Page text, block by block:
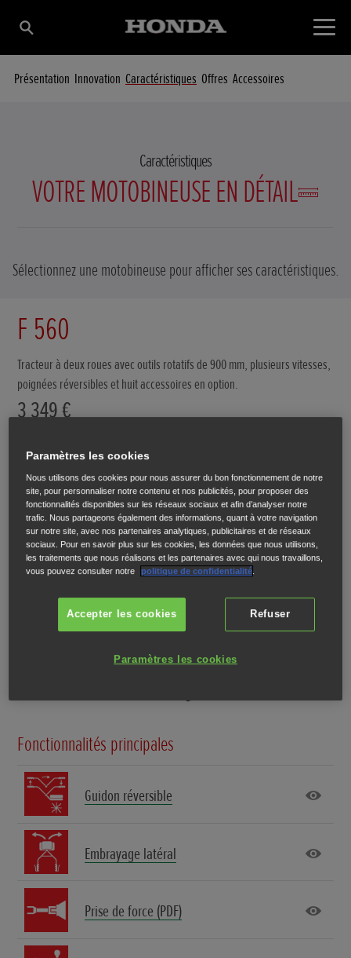
Présentation Innovation Caractéristiques Offres Accessoires
Caractéristiques
VOTRE MOTOBINEUSE EN DÉTAIL
Sélectionnez une motobineuse pour afficher ses caractéristiques.
F 560
Tracteur à deux roues avec outils rotatifs de 900 mm, plusieurs vitesses,
poignées réversibles et huit accessoires en option.
3 349 €
TROUVEZ UN DISTRIBUTEUR
TÉLÉCHARGER UNE BROCHURE
Fonctionnalités principales
Guidon réversible
Embrayage latéral
Prise de force (PDF)
Paramètres les cookies
Nous utilisons des cookies pour nous assurer du bon fonctionnement de notre
site, pour personnaliser notre contenu et nos publicités, pour proposer des
fonctionnalités disponibles sur les réseaux sociaux et afin d’analyser notre
trafic. Nous partageons également des informations, quant à votre navigation
sur notre site, avec nos partenaires analytiques, publicitaires et de réseaux
sociaux. Pour en savoir plus sur les cookies, les données que nous utilisons,
les traitements que nous réalisons et les partenaires avec qui nous travaillons,
vous pouvez consulter notre
politique de confidentialité
Refuser
Accepter les cookies
Paramètres les cookies